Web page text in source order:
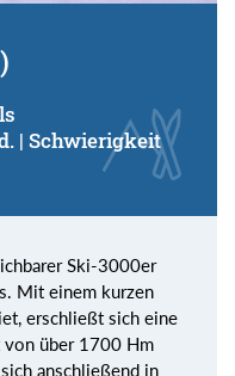
| Schwierigkeit
Ski-3000er
Mit einem kurzen
erschließt sich eine
von über 1700 Hm
anschließend in